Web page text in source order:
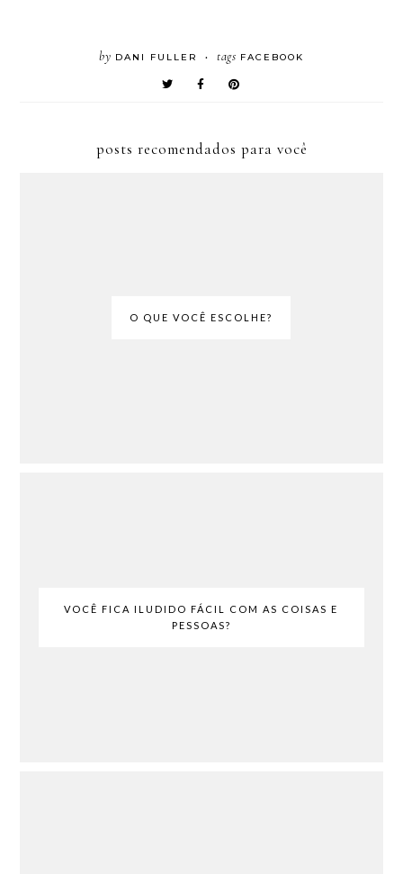
by DANI FULLER • tags FACEBOOK
posts recomendados para você
O QUE VOCÊ ESCOLHE?
VOCÊ FICA ILUDIDO FÁCIL COM AS COISAS E
PESSOAS?